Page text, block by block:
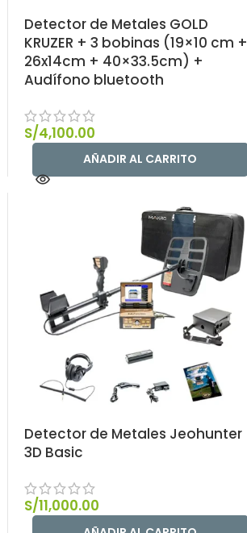
Detector de Metales GOLD
KRUZER + 3 bobinas (19×10 cm +
26x14cm + 40×33.5cm) +
Audífono bluetooth
S/4,100.00
AÑADIR AL CARRITO
Detector de Metales Jeohunter
3D Basic
S/11,000.00